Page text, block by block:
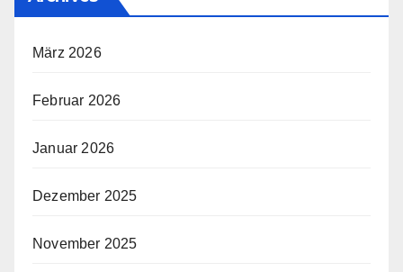
März 2026
Februar 2026
Januar 2026
Dezember 2025
November 2025